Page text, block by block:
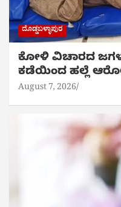
ದೊಡ್ಡಬಳ್ಳಾಪುರ
ಕೋಳಿ ವಿಚಾರದ
ಕಡೆಯಿಂದ ಹಲ್ಲೆ
August 7, 2026